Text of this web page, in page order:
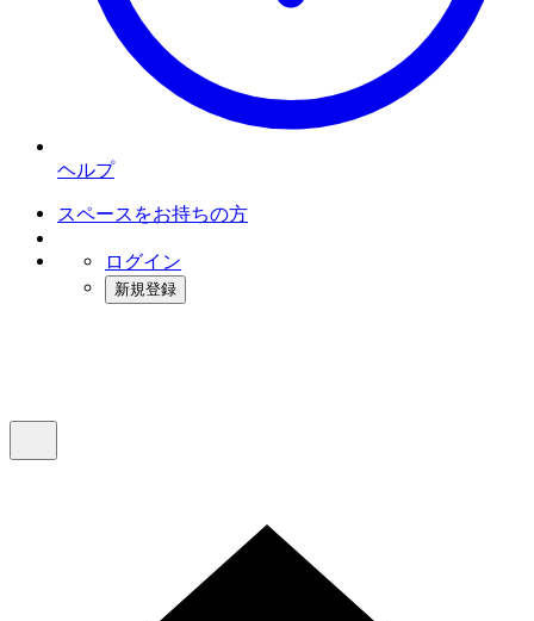
ヘルプ
スペースをお持ちの方
ログイン
新規登録